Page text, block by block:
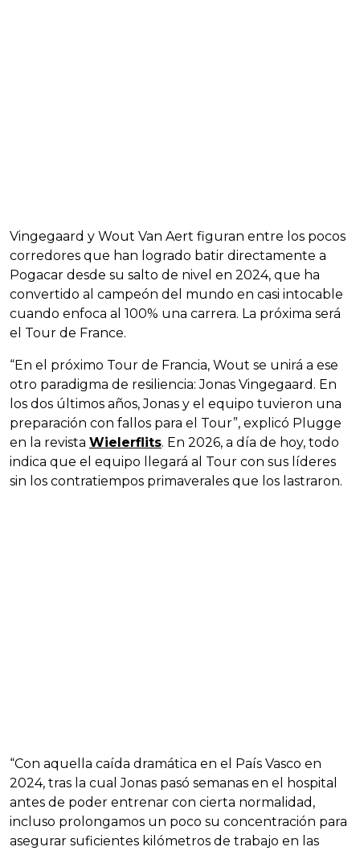
Vingegaard y Wout Van Aert figuran entre los pocos
corredores que han logrado batir directamente a
Pogacar desde su salto de nivel en 2024, que ha
convertido al campeón del mundo en casi intocable
cuando enfoca al 100% una carrera. La próxima será
el Tour de France.
“En el próximo Tour de Francia, Wout se unirá a ese
otro paradigma de resiliencia: Jonas Vingegaard. En
los dos últimos años, Jonas y el equipo tuvieron una
preparación con fallos para el Tour”, explicó Plugge
en la revista Wielerflits. En 2026, a día de hoy, todo
indica que el equipo llegará al Tour con sus líderes
sin los contratiempos primaverales que los lastraron.
“Con aquella caída dramática en el País Vasco en
2024, tras la cual Jonas pasó semanas en el hospital
antes de poder entrenar con cierta normalidad,
incluso prolongamos un poco su concentración para
asegurar suficientes kilómetros de trabajo en las